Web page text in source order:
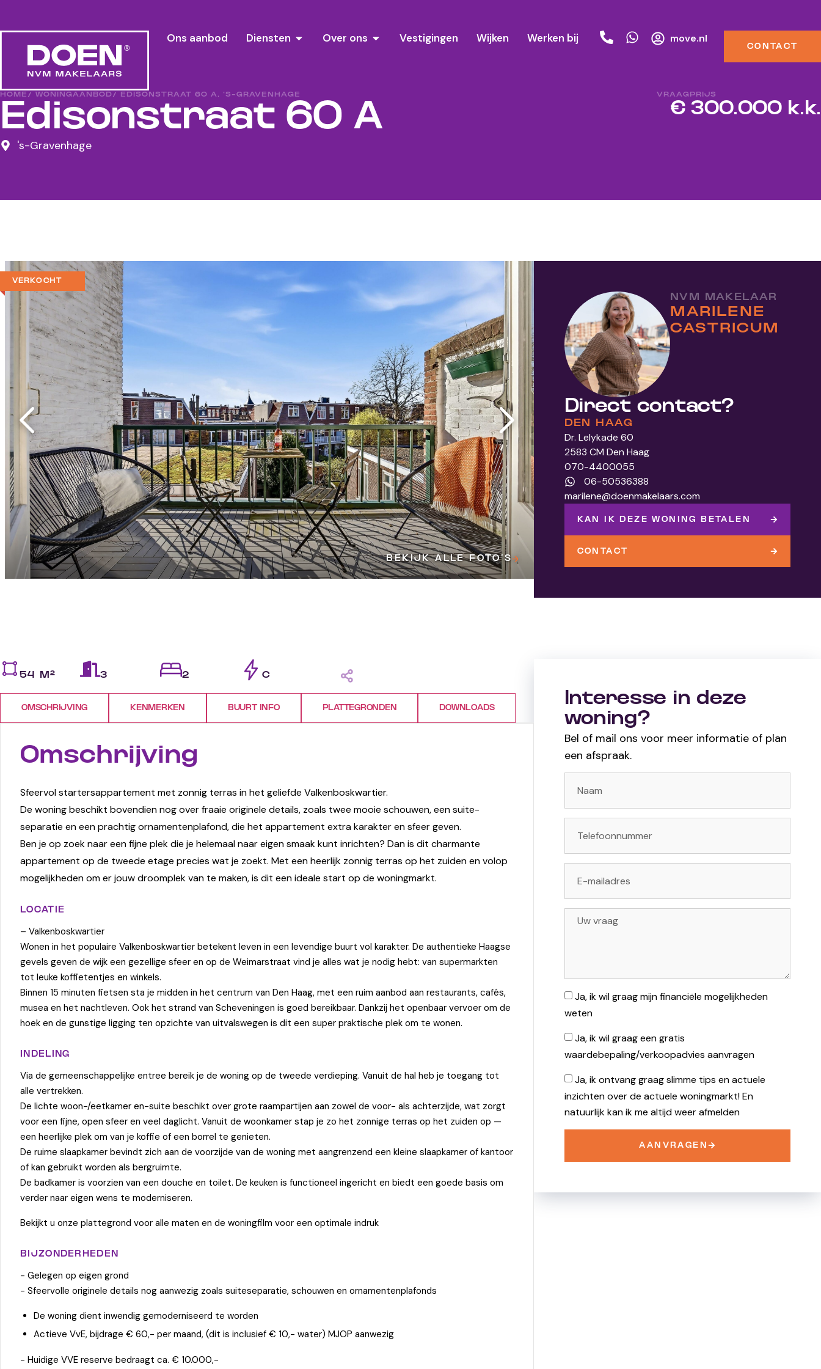
Ons aanbod Diensten Over ons Vestigingen Wijken Werken bij move.nl
CONTACT
HOME / WONINGAANBOD / EDISONSTRAAT 60 A, ‘S-GRAVENHAGE
Edisonstraat 60 A
's-Gravenhage
VRAAGPRIJS
€ 300.000 k.k.
VERKOCHT
BEKIJK ALLE FOTO’S
NVM MAKELAAR
MARILENE
CASTRICUM
Direct contact?
DEN HAAG
Dr. Lelykade 60
2583 CM Den Haag
070-4400055
06-50536388
marilene@doenmakelaars.com
KAN IK DEZE WONING BETALEN
CONTACT
54 M² 3 2 C
OMSCHRIJVING KENMERKEN BUURT INFO PLATTEGRONDEN DOWNLOADS
Omschrijving
Sfeervol startersappartement met zonnig terras in het geliefde Valkenboskwartier.
De woning beschikt bovendien nog over fraaie originele details, zoals twee mooie schouwen, een suite-
separatie en een prachtig ornamentenplafond, die het appartement extra karakter en sfeer geven.
Ben je op zoek naar een fijne plek die je helemaal naar eigen smaak kunt inrichten? Dan is dit charmante
appartement op de tweede etage precies wat je zoekt. Met een heerlijk zonnig terras op het zuiden en volop
mogelijkheden om er jouw droomplek van te maken, is dit een ideale start op de woningmarkt.
LOCATIE
– Valkenboskwartier
Wonen in het populaire Valkenboskwartier betekent leven in een levendige buurt vol karakter. De authentieke Haagse
gevels geven de wijk een gezellige sfeer en op de Weimarstraat vind je alles wat je nodig hebt: van supermarkten
tot leuke koffietentjes en winkels.
Binnen 15 minuten fietsen sta je midden in het centrum van Den Haag, met een ruim aanbod aan restaurants, cafés,
musea en het nachtleven. Ook het strand van Scheveningen is goed bereikbaar. Dankzij het openbaar vervoer om de
hoek en de gunstige ligging ten opzichte van uitvalswegen is dit een super praktische plek om te wonen.
INDELING
Via de gemeenschappelijke entree bereik je de woning op de tweede verdieping. Vanuit de hal heb je toegang tot
alle vertrekken.
De lichte woon-/eetkamer en-suite beschikt over grote raampartijen aan zowel de voor- als achterzijde, wat zorgt
voor een fijne, open sfeer en veel daglicht. Vanuit de woonkamer stap je zo het zonnige terras op het zuiden op —
een heerlijke plek om van je koffie of een borrel te genieten.
De ruime slaapkamer bevindt zich aan de voorzijde van de woning met aangrenzend een kleine slaapkamer of kantoor
of kan gebruikt worden als bergruimte.
De badkamer is voorzien van een douche en toilet. De keuken is functioneel ingericht en biedt een goede basis om
verder naar eigen wens te moderniseren.
Bekijkt u onze plattegrond voor alle maten en de woningfilm voor een optimale indruk
BIJZONDERHEDEN
- Gelegen op eigen grond
- Sfeervolle originele details nog aanwezig zoals suiteseparatie, schouwen en ornamentenplafonds
De woning dient inwendig gemoderniseerd te worden
Actieve VvE, bijdrage € 60,- per maand, (dit is inclusief € 10,- water) MJOP aanwezig
- Huidige VVE reserve bedraagt ca. € 10.000,-
Interesse in deze
woning?
Bel of mail ons voor meer informatie of plan
een afspraak.
Ja, ik wil graag mijn financiële mogelijkheden
weten
Ja, ik wil graag een gratis
waardebepaling/verkoopadvies aanvragen
Ja, ik ontvang graag slimme tips en actuele
inzichten over de actuele woningmarkt! En
natuurlijk kan ik me altijd weer afmelden
AANVRAGEN